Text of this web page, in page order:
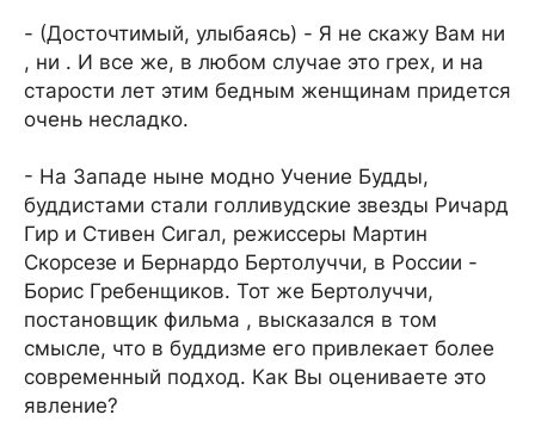
- (Досточтимый, улыбаясь) - Я не скажу Вам ни
, ни . И все же, в любом случае это грех, и на
старости лет этим бедным женщинам придется
очень несладко.
- На Западе ныне модно Учение Будды,
буддистами стали голливудские звезды Ричард
Гир и Стивен Сигал, режиссеры Мартин
Скорсезе и Бернардо Бертолуччи, в России -
Борис Гребенщиков. Тот же Бертолуччи,
постановщик фильма , высказался в том
смысле, что в буддизме его привлекает более
современный подход. Как Вы оцениваете это
явление?